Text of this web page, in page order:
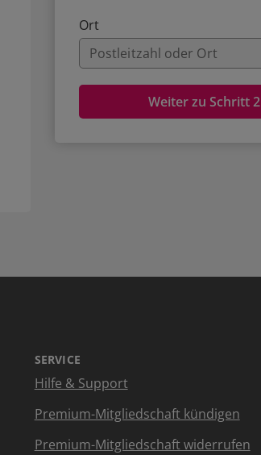
Ort
Weiter zu Schritt 2
SERVICE
Hilfe & Support
Premium-Mitgliedschaft kündigen
Premium-Mitgliedschaft widerrufen